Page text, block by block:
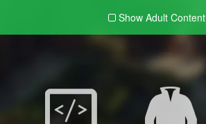
Show Adult Content